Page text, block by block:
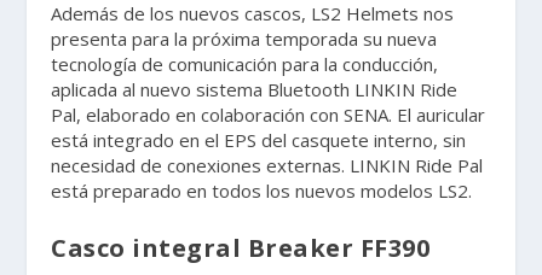
Además de los nuevos cascos, LS2 Helmets nos
presenta para la próxima temporada su nueva
tecnología de comunicación para la conducción,
aplicada al nuevo sistema Bluetooth LINKIN Ride
Pal, elaborado en colaboración con SENA. El auricular
está integrado en el EPS del casquete interno, sin
necesidad de conexiones externas. LINKIN Ride Pal
está preparado en todos los nuevos modelos LS2.
Casco integral Breaker FF390